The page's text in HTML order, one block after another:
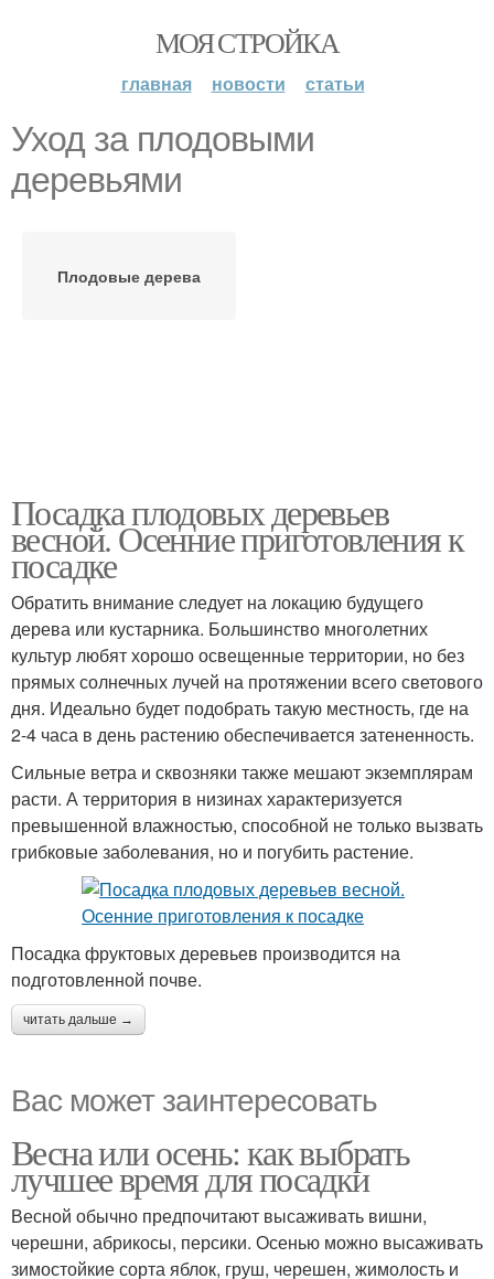
МОЯ СТРОЙКА
главная новости статьи
Уход за плодовыми
деревьями
Плодовые дерева
Посадка плодовых деревьев
весной. Осенние приготовления к
посадке
Обратить внимание следует на локацию будущего
дерева или кустарника. Большинство многолетних
культур любят хорошо освещенные территории, но без
прямых солнечных лучей на протяжении всего светового
дня. Идеально будет подобрать такую местность, где на
2-4 часа в день растению обеспечивается затененность.
Сильные ветра и сквозняки также мешают экземплярам
расти. А территория в низинах характеризуется
превышенной влажностью, способной не только вызвать
грибковые заболевания, но и погубить растение.
Посадка фруктовых деревьев производится на
подготовленной почве.
читать дальше →
Вас может заинтересовать
Весна или осень: как выбрать
лучшее время для посадки
Весной обычно предпочитают высаживать вишни,
черешни, абрикосы, персики. Осенью можно высаживать
зимостойкие сорта яблок, груш, черешен, жимолость и